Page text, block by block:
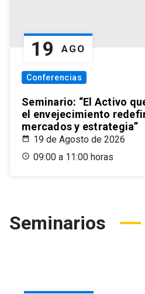
19 AGO
Conferencias
Seminario: “El Activo
el envejecimiento
mercados y estrategia”
19 de Agosto de 2026
09:00 a 11:00 horas
Seminarios